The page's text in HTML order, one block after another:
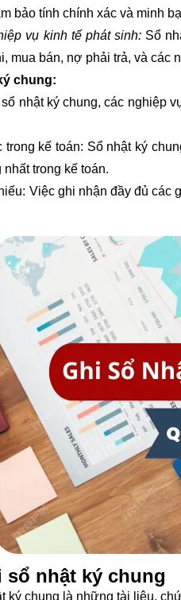
bảo tính chính xác và minh
vụ kinh tế phát sinh:Sổ
mua bán, nợ phải trả, và các
chung:
nhật ký chung, các nghiệp
kế toán: Sổ nhật ký
trong kế toán.
Việc ghi nhận đầy đủ các
sổ nhật ký chung
ký chung là những tài liệu,